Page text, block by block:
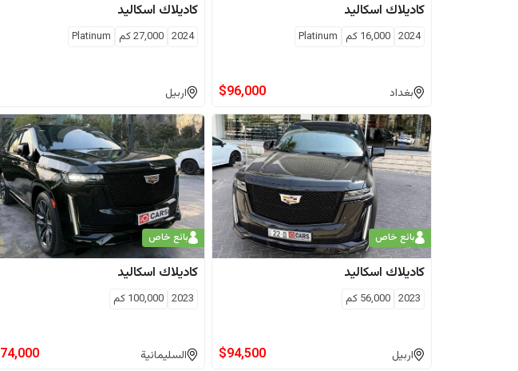
كاديلاك اسكاليد
2024
16,000 كم Platinum
بغداد $96,000
كاديلاك اسكاليد
2024
27,000كم Platinum
اربيل
بائع خاص
كاديلاك اسكاليد
2023
56,000 كم
اربيل $94,500
بائع خاص
كاديلاك اسكاليد
2023
100,000 كم
السليمانية 74,000